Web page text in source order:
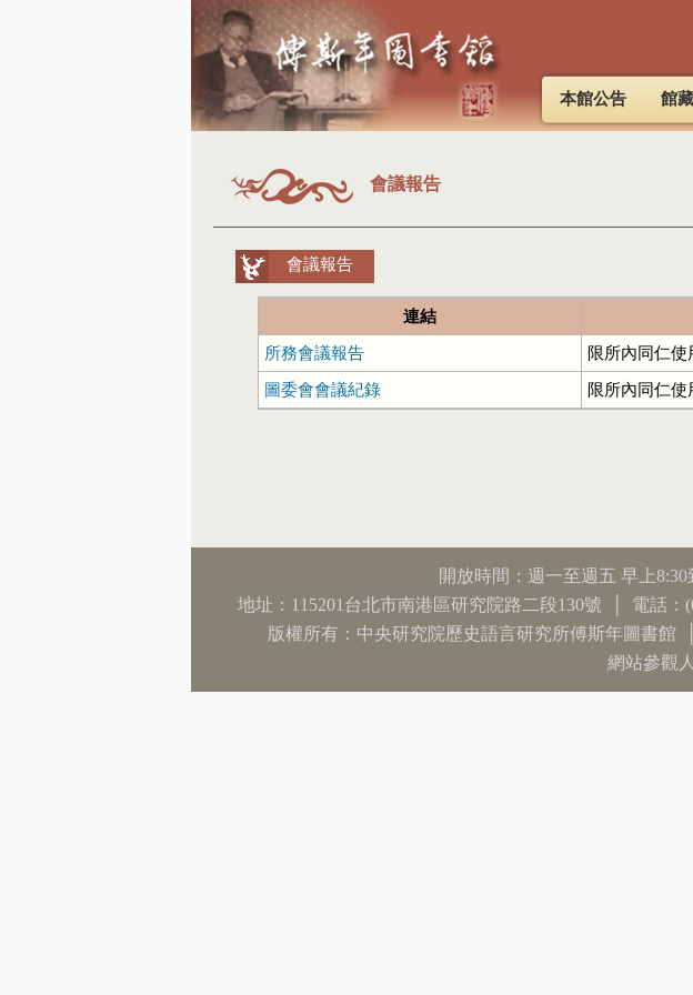
本館公告 館
會議報告
會議報告
連結
所務會議報告 限所內同仁使
圖委會會議紀錄 限所內同仁使
開放時間：週一至週五 早上
地址：115201台北市南港區研究院路二段130號 │ 電話：
版權所有：中央研究院歷史語言研究所傅斯年圖書館
網站參觀